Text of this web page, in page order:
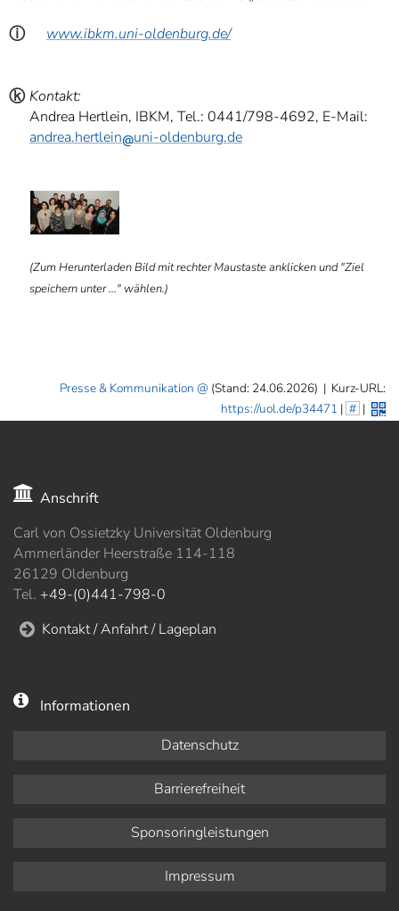
ⓘ www.ibkm.uni-oldenburg.de/
ⓚ Kontakt:
Andrea Hertlein, IBKM, Tel.: 0441/798-4692, E-Mail:
andrea.hertlein
uni-oldenburg.de
(Zum Herunterladen Bild mit rechter Maustaste anklicken und "Ziel
speichern unter ..." wählen.)
Presse & Kommunikation (Stand: 24.06.2026) | Kurz-URL:
https://uol.de/p34471 | # |
Anschrift
Carl von Ossietzky Universität Oldenburg
Ammerländer Heerstraße 114-118
26129 Oldenburg
Tel. +49-(0)441-798-0
Kontakt / Anfahrt / Lageplan
Informationen
Datenschutz
Barrierefreiheit
Sponsoringleistungen
Impressum